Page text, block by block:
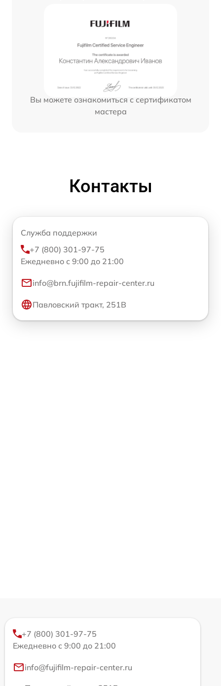
Вы можете ознакомиться с сертификатом
мастера
Контакты
Служба поддержки
+7 (800) 301-97-75
Ежедневно с 9:00 до 21:00
info@brn.fujifilm-repair-center.ru
Павловский тракт, 251В
+7 (800) 301-97-75
Ежедневно с 9:00 до 21:00
info@fujifilm-repair-center.ru